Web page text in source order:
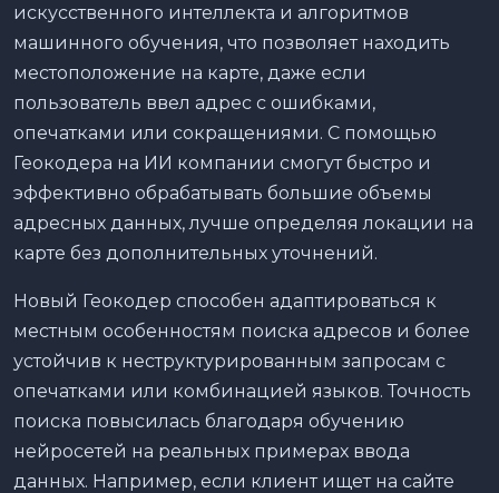
искусственного интеллекта и алгоритмов
машинного обучения, что позволяет находить
местоположение на карте, даже если
пользователь ввел адрес с ошибками,
опечатками или сокращениями. С помощью
Геокодера на ИИ компании смогут быстро и
эффективно обрабатывать большие объемы
адресных данных, лучше определяя локации на
карте без дополнительных уточнений.
Новый Геокодер способен адаптироваться к
местным особенностям поиска адресов и более
устойчив к неструктурированным запросам с
опечатками или комбинацией языков. Точность
поиска повысилась благодаря обучению
нейросетей на реальных примерах ввода
данных. Например, если клиент ищет на сайте